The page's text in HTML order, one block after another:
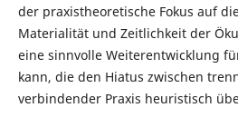
der praxistheoretische Fokus auf
Materialität und Zeitlichkeit der
eine sinnvolle Weiterentwicklung
kann, die den Hiatus zwischen
verbindender Praxis heuristisch